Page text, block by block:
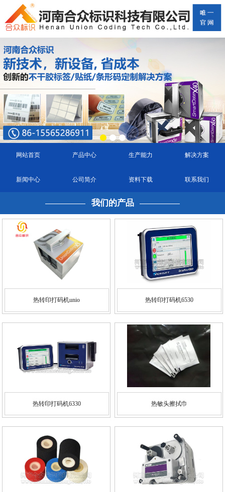
网站首页 产品中心 生产能力 解决方案
新闻中心 公司简介 资料下载 联系我们
我们的产品
热转印打码机unio 热转印打码机6530
热转印打码机6330 热敏头擦拭巾